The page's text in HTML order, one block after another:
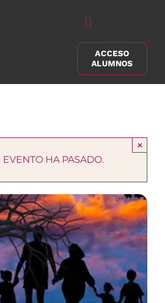
Alternar
navegación
Buscar:
ACCESO
ALUMNOS
EVENTO HA PASADO.
×